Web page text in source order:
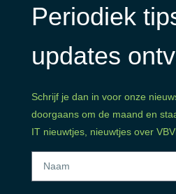
Periodiek
updates
Schrijf je dan in voor onze
doorgaans om de maand en
IT nieuwtjes, nieuwtjes over